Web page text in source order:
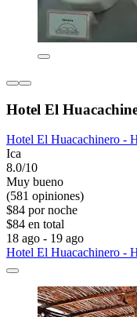
Hotel El
Hotel El Huacachinero -
Ica
8.0/10
Muy bueno
(581 opiniones)
$84 por noche
$84 en total
18 ago - 19 ago
Hotel El Huacachinero -